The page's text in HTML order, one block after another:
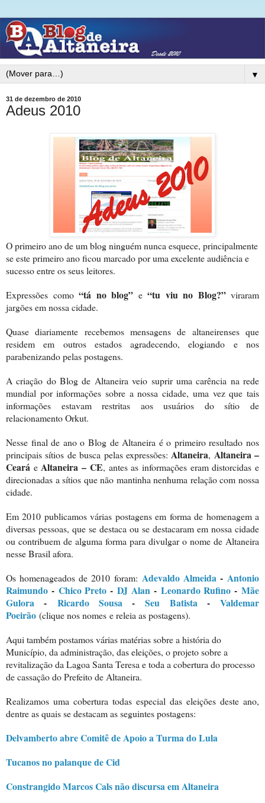
▼
31 de dezembro de 2010
Adeus 2010
O primeiro ano de um blog ninguém nunca esquece, principalmente
se este primeiro ano ficou marcado por uma excelente audiência e
sucesso entre os seus leitores.
Expressões como “tá no blog” e “tu viu no Blog?”viraram
jargões em nossa cidade.
Quase diariamente recebemos mensagens de altaneirenses que
residem em outros estados agradecendo, elogiando e nos
parabenizando pelas postagens.
A criação do Blog de Altaneira veio suprir uma carência na rede
mundial por informações sobre a nossa cidade, uma vez que tais
informações estavam restritas aos usuários do sítio de
relacionamento Orkut.
Nesse final de ano o Blog de Altaneira é o primeiro resultado nos
principais sítios de busca pelas expressões: Altaneira, Altaneira –
Ceará e Altaneira – CE, antes as informações eram distorcidas e
direcionadas a sítios que não mantinha nenhuma relação com nossa
cidade.
Em 2010 publicamos várias postagens em forma de homenagem a
diversas pessoas, que se destaca ou se destacaram em nossa cidade
ou contribuem de alguma forma para divulgar o nome de Altaneira
nesse Brasil afora.
Os homenageados de 2010 foram: Adevaldo Almeida- Antonio
Raimundo - Chico Preto -DJ Alan- Leonardo Rufino -Mãe
Gulora - Ricardo Sousa-Seu Batista- Valdemar
Poeirão (clique nos nomes e releia as postagens).
Aqui também postamos várias matérias sobre a história do
Município, da administração, das eleições, o projeto sobre a
revitalização da Lagoa Santa Teresa e toda a cobertura do processo
de cassação do Prefeito de Altaneira.
Realizamos uma cobertura todas especial das eleições deste ano,
dentre as quais se destacam as seguintes postagens:
Delvamberto abre Comitê de Apoio a Turma do Lula
Tucanos no palanque de Cid
Constrangido Marcos Cals não discursa em Altaneira